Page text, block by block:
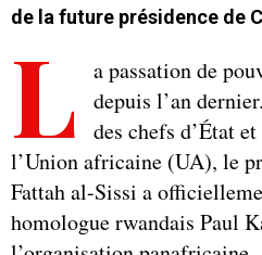
de la future présidence de
L
a passation de
depuis l’an
des chefs d’État
l’Union africaine (UA), le
Fattah al-Sissi a
homologue rwandais Paul